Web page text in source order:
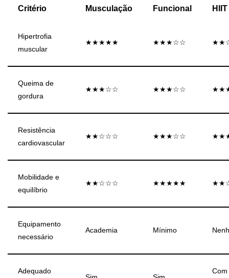
Critério Musculação Funcional HIIT
Hipertrofia
muscular
★★★★★ ★★★☆☆
Queima de
gordura
★★★☆☆ ★★★☆☆
Resistência
cardiovascular
★★☆☆☆ ★★★☆☆
Mobilidade e
equilíbrio
★★☆☆☆ ★★★★★
Equipamento
necessário
Academia Mínimo
Adequado
Com